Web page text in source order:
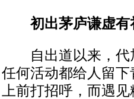
初出茅庐谦虚有
自出道以来，代
任何活动都给人留
上前打招呼，而遇